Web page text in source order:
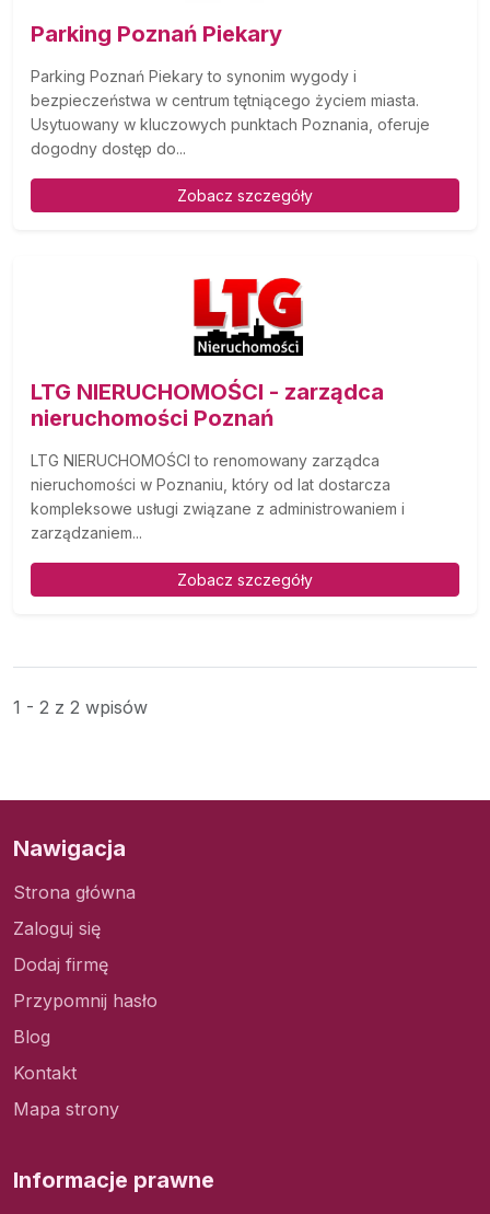
Parking Poznań Piekary
Parking Poznań Piekary to synonim wygody i
bezpieczeństwa w centrum tętniącego życiem miasta.
Usytuowany w kluczowych punktach Poznania, oferuje
dogodny dostęp do...
Zobacz szczegóły
LTG NIERUCHOMOŚCI - zarządca
nieruchomości Poznań
LTG NIERUCHOMOŚCI to renomowany zarządca
nieruchomości w Poznaniu, który od lat dostarcza
kompleksowe usługi związane z administrowaniem i
zarządzaniem...
Zobacz szczegóły
1 - 2 z 2 wpisów
Nawigacja
Strona główna
Zaloguj się
Dodaj firmę
Przypomnij hasło
Blog
Kontakt
Mapa strony
Informacje prawne